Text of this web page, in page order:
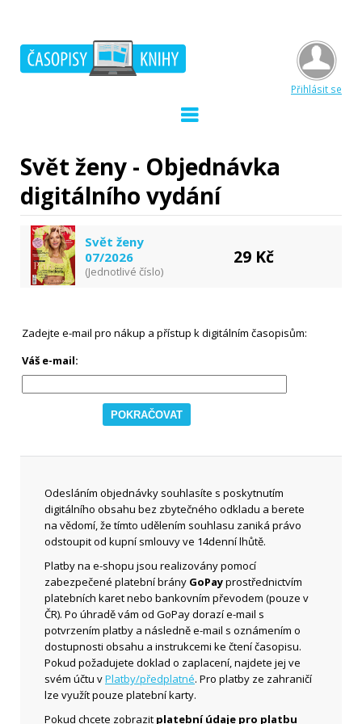
Přihlásit se
Svět ženy - Objednávka
digitálního vydání
Svět ženy
07/2026
(Jednotlivé číslo)
29 Kč
Zadejte e-mail pro nákup a přístup k digitálním časopisům:
Váš e-mail:
Odesláním objednávky souhlasíte s poskytnutím
digitálního obsahu bez zbytečného odkladu a berete
na vědomí, že tímto udělením souhlasu zaniká právo
odstoupit od kupní smlouvy ve 14denní lhůtě.
Platby na e-shopu jsou realizovány pomocí
zabezpečené platební brány GoPayprostřednictvím
platebních karet nebo bankovním převodem (pouze v
ČR). Po úhradě vám od GoPay dorazí e-mail s
potvrzením platby a následně e-mail s oznámením o
dostupnosti obsahu a instrukcemi ke čtení časopisu.
Pokud požadujete doklad o zaplacení, najdete jej ve
svém účtu vPlatby/předplatné. Pro platby ze zahraničí
lze využít pouze platební karty.
Pokud chcete zobrazit platební údaje pro platbu